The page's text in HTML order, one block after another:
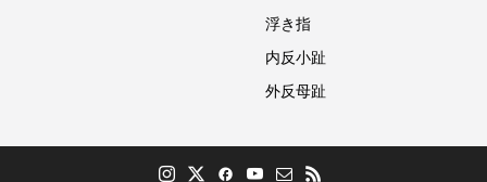
浮き指
内反小趾
外反母趾